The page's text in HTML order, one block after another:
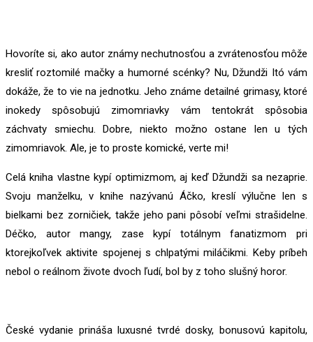
Hovoríte si, ako autor známy nechutnosťou a zvrátenosťou môže
kresliť roztomilé mačky a humorné scénky? Nu, Džundži Itó vám
dokáže, že to vie na jednotku. Jeho známe detailné grimasy, ktoré
inokedy spôsobujú zimomriavky vám tentokrát spôsobia
záchvaty smiechu. Dobre, niekto možno ostane len u tých
zimomriavok. Ale, je to proste komické, verte mi!
Celá kniha vlastne kypí optimizmom, aj keď Džundži sa nezaprie.
Svoju manželku, v knihe nazývanú Áčko, kreslí výlučne len s
bielkami bez zorničiek, takže jeho pani pôsobí veľmi strašidelne.
Déčko, autor mangy, zase kypí totálnym fanatizmom pri
ktorejkoľvek aktivite spojenej s chlpatými miláčikmi. Keby príbeh
nebol o reálnom živote dvoch ľudí, bol by z toho slušný horor.
České vydanie prináša luxusné tvrdé dosky, bonusovú kapitolu,